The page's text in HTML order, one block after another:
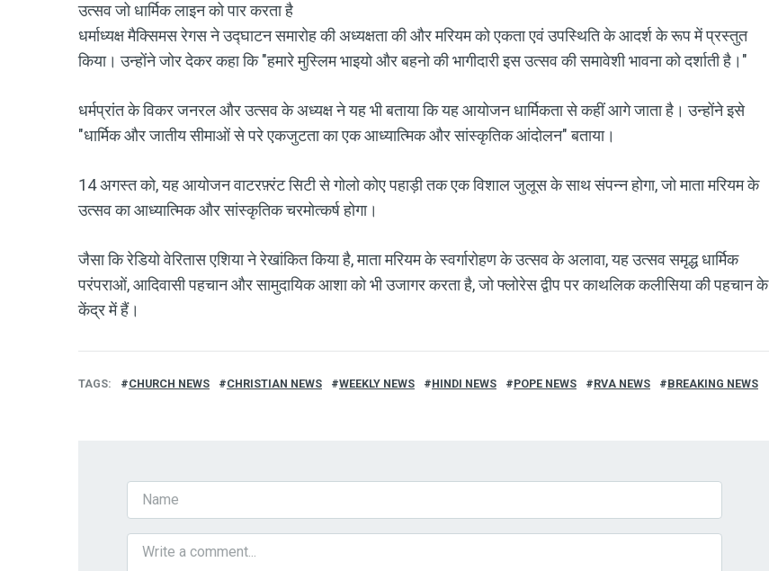
उत्सव जो धार्मिक लाइन को पार करता है
धर्माध्यक्ष मैक्सिमस रेगस ने उद्घाटन समारोह की अध्यक्षता की और मरियम को एकता एवं उपस्थिति के आदर्श के रूप में प्रस्तुत
किया। उन्होंने जोर देकर कहा कि "हमारे मुस्लिम भाइयो और बहनो की भागीदारी इस उत्सव की समावेशी भावना को दर्शाती है।"
धर्मप्रांत के विकर जनरल और उत्सव के अध्यक्ष ने यह भी बताया कि यह आयोजन धार्मिकता से कहीं आगे जाता है। उन्होंने इसे
"धार्मिक और जातीय सीमाओं से परे एकजुटता का एक आध्यात्मिक और सांस्कृतिक आंदोलन" बताया।
14 अगस्त को, यह आयोजन वाटरफ़्रंट सिटी से गोलो कोए पहाड़ी तक एक विशाल जुलूस के साथ संपन्न होगा, जो माता मरियम के
उत्सव का आध्यात्मिक और सांस्कृतिक चरमोत्कर्ष होगा।
जैसा कि रेडियो वेरितास एशिया ने रेखांकित किया है, माता मरियम के स्वर्गारोहण के उत्सव के अलावा, यह उत्सव समृद्ध धार्मिक
परंपराओं, आदिवासी पहचान और सामुदायिक आशा को भी उजागर करता है, जो फ्लोरेस द्वीप पर काथलिक कलीसिया की पहचान के
केंद्र में हैं।
TAGS CHURCH NEWS CHRISTIAN NEWS WEEKLY NEWS HINDI NEWS POPE NEWS RVA NEWS BREAKING NEWS